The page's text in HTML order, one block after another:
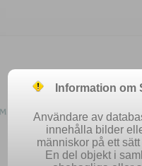
Information
Användare av
innehålla bilder
människor på ett
En del objekt i